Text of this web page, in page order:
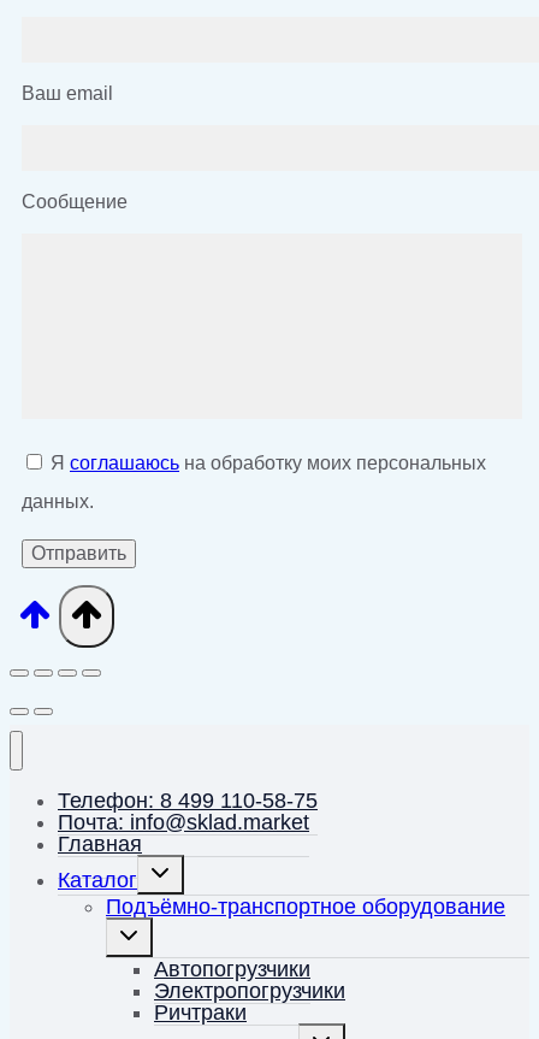
Ваш email
Сообщение
Я соглашаюсь на обработку моих персональных
данных.
Телефон: 8 499 110-58-75
Почта: info@sklad.market
Главная
Каталог
Переключить
дочернее
меню
Подъёмно-транспортное оборудование
Переключить
дочернее
менюАвтопогрузчики
Электропогрузчики
Ричтраки
Переключить